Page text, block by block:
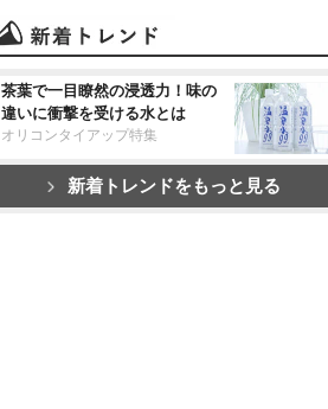
茶葉で一目瞭然の浸透力！味の
違いに衝撃を受ける水とは
オリコンタイアップ特集
新着トレンドをもっと見る